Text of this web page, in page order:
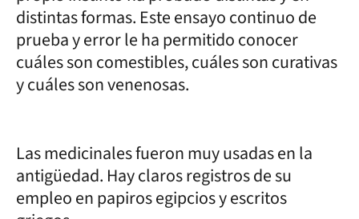
distintas formas. Este ensayo continuo de
prueba y error le ha permitido conocer
cuáles son comestibles, cuáles son curativas
y cuáles son venenosas.
Las medicinales fueron muy usadas en la
antigüedad. Hay claros registros de su
empleo en papiros egipcios y escritos